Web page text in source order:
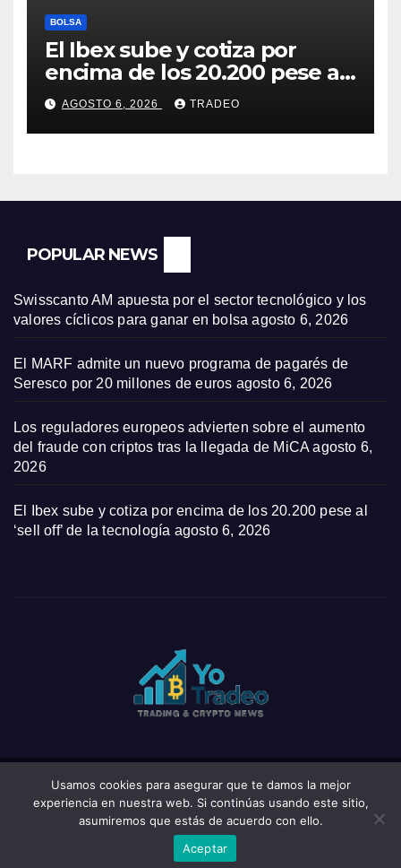
BOLSA
El Ibex sube y cotiza por
encima de los 20.200 pese al
‘sell off’ de la tecnología
AGOSTO 6, 2026 TRADEO
POPULAR NEWS
Swisscanto AM apuesta por el sector tecnológico y los
valores cíclicos para ganar en bolsa agosto 6, 2026
El MARF admite un nuevo programa de pagarés de
Seresco por 20 millones de euros agosto 6, 2026
Los reguladores europeos advierten sobre el aumento
del fraude con criptos tras la llegada de MiCA agosto 6,
2026
El Ibex sube y cotiza por encima de los 20.200 pese al
‘sell off’ de la tecnología agosto 6, 2026
Funciona gracias a WordPress|Tema: News Click deThemeansar
Privacy Policy Wishlist
Usamos cookies para asegurar que te damos la mejor
experiencia en nuestra web. Si continúas usando este sitio,
asumiremos que estás de acuerdo con ello.
Aceptar